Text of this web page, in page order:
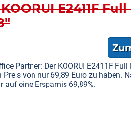
E2411F Full
Partner: Der KOORUI E2411F Full
von nur 69,89 Euro zu haben.
auf eine Ersparnis 69,89%.